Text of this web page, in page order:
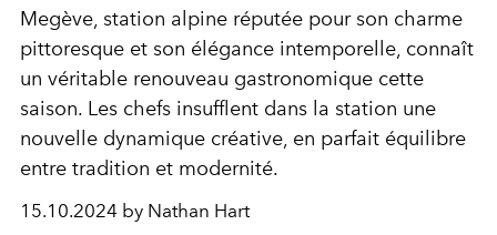
Megève, station alpine réputée pour son charme
pittoresque et son élégance intemporelle, connaît
un véritable renouveau gastronomique cette
saison. Les chefs insufflent dans la station une
nouvelle dynamique créative, en parfait équilibre
entre tradition et modernité.
15.10.2024 by Nathan Hart